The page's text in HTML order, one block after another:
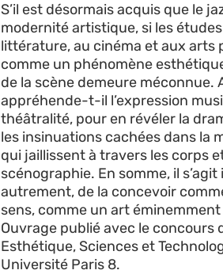
S’il est désormais acquis que le
modernité artistique, si les
littérature, au cinéma et aux arts
comme un phénomène
de la scène demeure méconnue.
appréhende-t-il l’expression
théâtralité, pour en révéler la
les insinuations cachées dans la
qui jaillissent à travers les corps
scénographie. En somme, il
autrement, de la concevoir
sens, comme un art
Ouvrage publié avec le concours
Esthétique, Sciences et
Université Paris 8.